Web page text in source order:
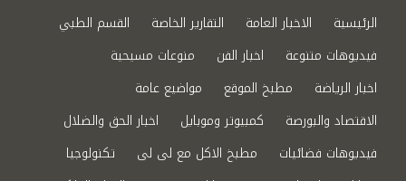
الرئيسية الاخبار العامة التقارير الخاصة
القسم الطبي
فيديوهات متنوعة
اخبار الفن
منوعات مسيحية
اخبار الرياضة
مطبخ الموقع
مواضيع عامة
الاقتصاد والبورصة
كمبيوتر وموبايل
اخبار الحق والضلال
فيديوهات فضائيات
مطبخ الاكل مع لى لى
تكنولوجيا